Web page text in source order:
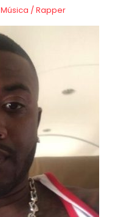
Música /Rapper